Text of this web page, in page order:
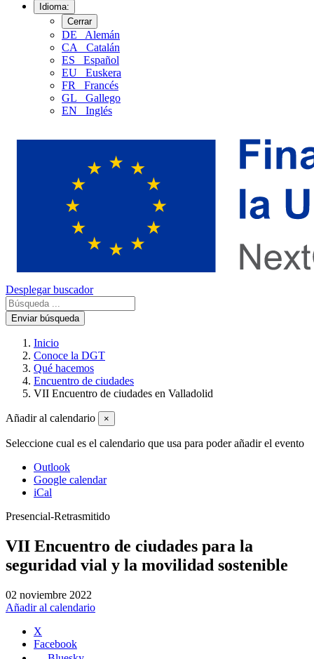
Idioma:
Cerrar
DE
Alemán
CA
Catalán
ES
Español
EU
Euskera
FR
Francés
GL
Gallego
EN
Inglés
Desplegar buscador
Enviar búsqueda
Inicio
Conoce la DGT
Qué hacemos
Encuentro de ciudades
VII Encuentro de ciudades en Valladolid
Añadir al calendario ×
Seleccione cual es el calendario que usa para poder añadir el evento
Outlook
Google calendar
iCal
Presencial-Retrasmitido
VII Encuentro de ciudades para la
seguridad vial y la movilidad sostenible
02 noviembre 2022
Añadir al calendario
X
Facebook